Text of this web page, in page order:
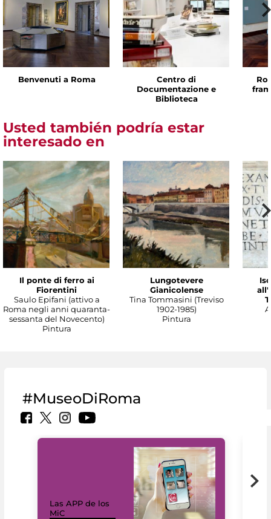
Benvenuti a Roma
Centro di
Documentazione e
Biblioteca
Usted también podría estar
interesado en
Il ponte di ferro ai
Fiorentini
Saulo Epifani (attivo a
Roma negli anni quaranta-
sessanta del Novecento)
Pintura
Lungotevere
Gianicolense
Tina Tommasini (Treviso
1902-1985)
Pintura
#MuseoDiRoma
Las APP de los
MiC